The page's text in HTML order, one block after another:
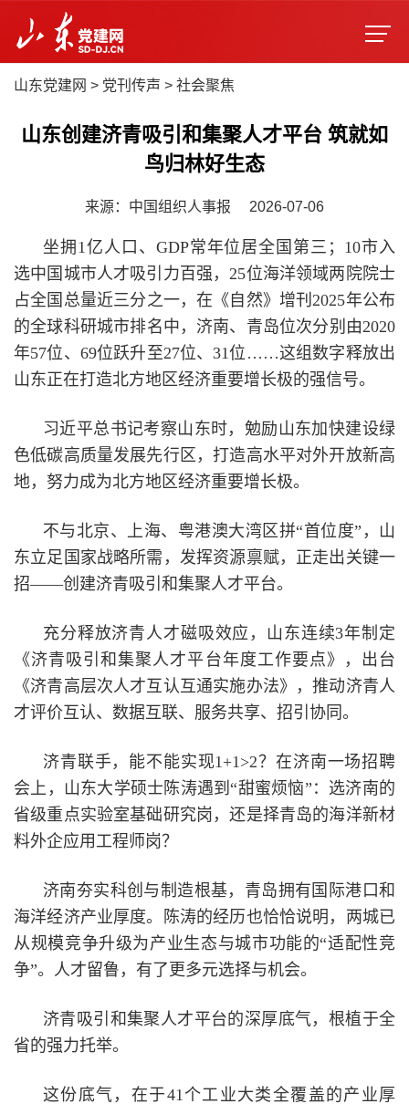
山东党建网 > 党刊传声 > 社会聚焦
山东创建济青吸引和集聚人才平台 筑就如
鸟归林好生态
来源：中国组织人事报 2026-07-06
坐拥1亿人口、GDP常年位居全国第三；10市入
选中国城市人才吸引力百强，25位海洋领域两院院士
占全国总量近三分之一，在《自然》增刊2025年公布
的全球科研城市排名中，济南、青岛位次分别由2020
年57位、69位跃升至27位、31位……这组数字释放出
山东正在打造北方地区经济重要增长极的强信号。
习近平总书记考察山东时，勉励山东加快建设绿
色低碳高质量发展先行区，打造高水平对外开放新高
地，努力成为北方地区经济重要增长极。
不与北京、上海、粤港澳大湾区拼“首位度”，山
东立足国家战略所需，发挥资源禀赋，正走出关键一
招——创建济青吸引和集聚人才平台。
充分释放济青人才磁吸效应，山东连续3年制定
《济青吸引和集聚人才平台年度工作要点》，出台
《济青高层次人才互认互通实施办法》，推动济青人
才评价互认、数据互联、服务共享、招引协同。
济青联手，能不能实现1+1>2？在济南一场招聘
会上，山东大学硕士陈涛遇到“甜蜜烦恼”：选济南的
省级重点实验室基础研究岗，还是择青岛的海洋新材
料外企应用工程师岗？
济南夯实科创与制造根基，青岛拥有国际港口和
海洋经济产业厚度。陈涛的经历也恰恰说明，两城已
从规模竞争升级为产业生态与城市功能的“适配性竞
争”。人才留鲁，有了更多元选择与机会。
济青吸引和集聚人才平台的深厚底气，根植于全
省的强力托举。
这份底气，在于41个工业大类全覆盖的产业厚